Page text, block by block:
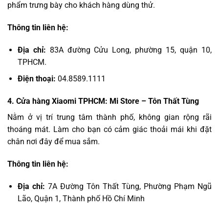
phẩm trưng bày cho khách hàng dùng thử.
Thông tin liên hệ:
Địa chỉ: 83A đường Cửu Long, phường 15, quận 10,
TPHCM.
Điện thoại: 04.8589.1111
4. Cửa hàng Xiaomi TPHCM: Mi Store – Tôn Thất Tùng
Nằm ở vị trí trung tâm thành phố, không gian rộng rãi
thoáng mát. Làm cho bạn có cảm giác thoải mái khi đặt
chân nơi đây để mua sắm.
Thông tin liên hệ:
Địa chỉ: 7A Đường Tôn Thất Tùng, Phường Phạm Ngũ
Lão, Quận 1, Thành phố Hồ Chí Minh